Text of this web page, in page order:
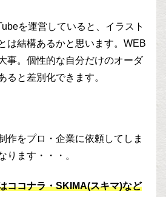
を運営していると、イラスト
は結構あるかと思います。WEB
事。個性的な自分だけのオーダ
ると差別化できます。
作をプロ・企業に依頼してしま
ります・・・。
ココナラ・SKIMA(スキマ)など